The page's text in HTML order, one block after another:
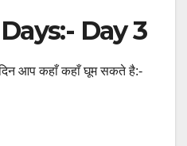
Day 3
आप कहाँ कहाँ घूम सकते है:-